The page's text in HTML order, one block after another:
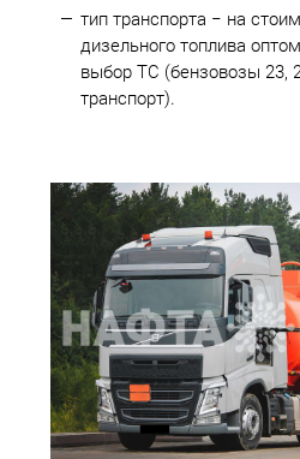
тип транспорта − на
дизельного топлива
выбор ТС (бензовозы 23,
транспорт).